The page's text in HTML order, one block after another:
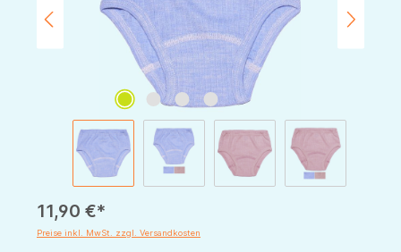
11,90 €*
Preise inkl. MwSt. zzgl. Versandkosten